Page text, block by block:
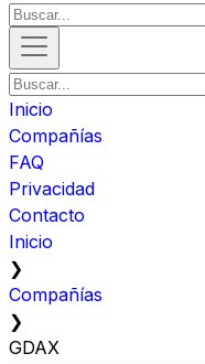
Inicio
Compañías
FAQ
Privacidad
Contacto
Inicio
❯
Compañías
❯
GDAX